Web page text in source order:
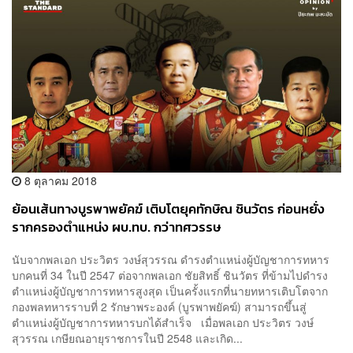
8 ตุลาคม 2018
ย้อนเส้นทางบูรพาพยัคฆ์ เติบโตยุคทักษิณ ชินวัตร ก่อนหยั่ง
รากครองตำแหน่ง ผบ.ทบ. กว่าทศวรรษ
นับจากพลเอก ประวิตร วงษ์สุวรรณ ดำรงตำแหน่งผู้บัญชาการทหาร
บกคนที่ 34 ในปี 2547 ต่อจากพลเอก ชัยสิทธิ์ ชินวัตร ที่ข้ามไปดำรง
ตำแหน่งผู้บัญชาการทหารสูงสุด เป็นครั้งแรกที่นายทหารเติบโตจาก
กองพลทหารราบที่ 2 รักษาพระองค์ (บูรพาพยัคฆ์) สามารถขึ้นสู่
ตำแหน่งผู้บัญชาการทหารบกได้สำเร็จ เมื่อพลเอก ประวิตร วงษ์
สุวรรณ เกษียณอายุราชการในปี 2548 และเกิด...